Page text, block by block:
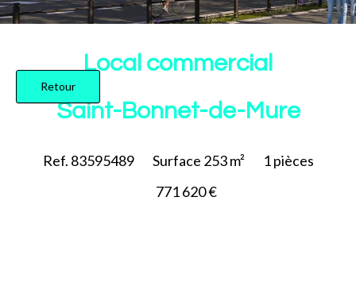
Retour
Local commercial
Saint-Bonnet-de-Mure
Ref. 83595489 Surface 253 m² 1pièces
771 620 €